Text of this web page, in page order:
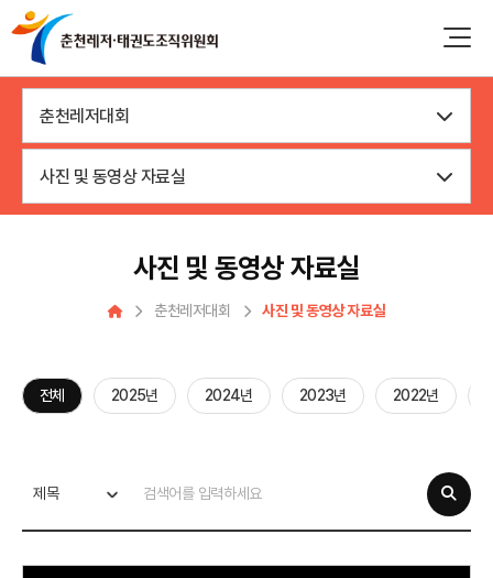
춘천레저대회
사진 및 동영상 자료실
사진 및 동영상 자료실
춘천레저대회 사진 및 동영상 자료실
전체 2025년 2024년 2023년 2022년
제목